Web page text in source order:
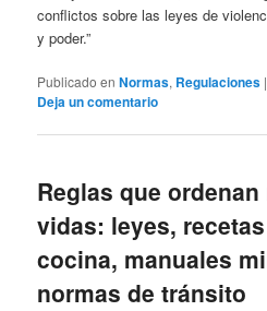
conflictos sobre las leyes de
y poder.”
Publicado en Normas, Regulaciones |
Deja un comentario
Reglas que
vidas: leyes,
cocina, manuales
normas de tránsito